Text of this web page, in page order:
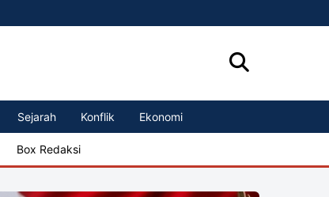
Sejarah Konflik Ekonomi
Box Redaksi